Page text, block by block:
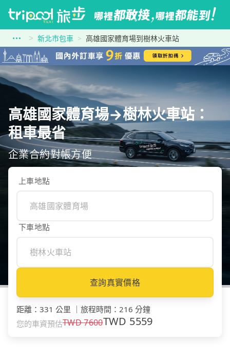
新北市包車 高雄國家體育場到樹林火車站
高雄國家體育場→樹林火車站：
租車最省
企業合約對帳方便
上車地點
下車地點
查詢真實價格
距離 ： 331 公里 旅程時間 ： 216 分鐘
您的車資預估TWD7600TWD 5559